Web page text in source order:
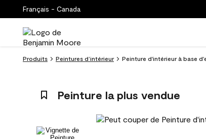
Français - Canada
Produits Peintures d’intérieur Peinture d'intérieur à base
Peinture la plus vendue